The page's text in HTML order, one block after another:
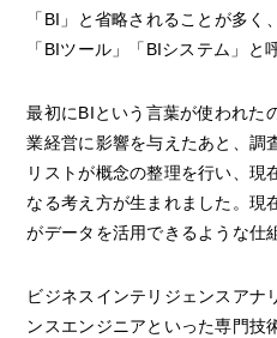
「BI」と省略されることが多
「BIツール」「BIシステム」と
最初にBIという言葉が使われた
業経営に影響を与えたあと、調
リストが概念の整理を行い、現
なる考え方が生まれました。現
がデータを活用できるような仕
ビジネスインテリジェンスアナ
ンスエンジニアといった専門技